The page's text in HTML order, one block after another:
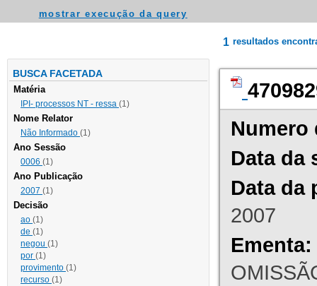
mostrar execução da query
BUSCA FACETADA
Matéria
IPI- processos NT - ressa (1)
Nome Relator
Não Informado (1)
Ano Sessão
0006 (1)
Ano Publicação
2007 (1)
Decisão
ao (1)
de (1)
negou (1)
por (1)
provimento (1)
recurso (1)
1 resultados
Numero
Data da
Data da
2007
Ementa: